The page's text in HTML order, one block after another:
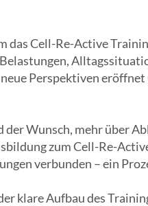
das Cell-Re-Active
Perspektiven
Wunsch, mehr über
zum Cell-Re-
verbunden – ein
klare Aufbau des